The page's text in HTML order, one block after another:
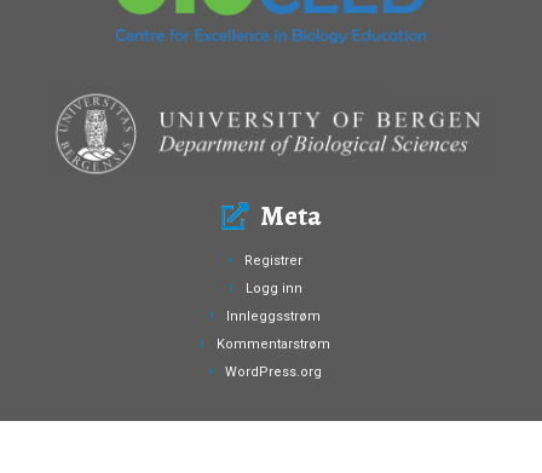
Meta
Registrer
Logg inn
Innleggsstrøm
Kommentarstrøm
WordPress.org